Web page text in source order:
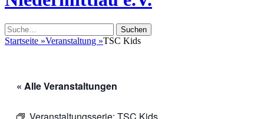
Suche
nach:
Startseite »Veranstaltung »TSC Kids
« Alle Veranstaltungen
Veranstaltungsserie: TSC Kids